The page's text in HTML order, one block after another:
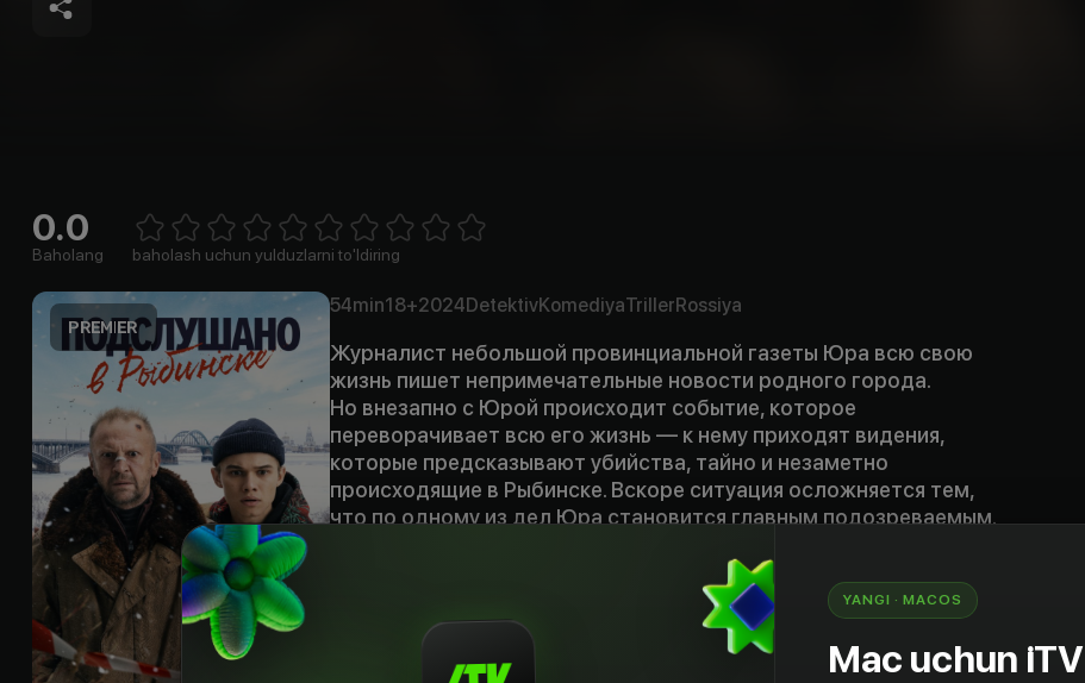
0.0
Baholang 1 Star2 Stars3 Stars4 Stars5 Stars6 Stars7 Stars8 Stars
baholash uchun yulduzlarni to'ldiring
54min18+2024DetektivKomediyaTrillerRossiya
Журналист небольшой провинциальной газеты Юра всю свою
жизнь пишет непримечательные новости родного города.
Но внезапно с Юрой происходит событие, которое
переворачивает всю его жизнь — к нему приходят видения,
которые предсказывают убийства, тайно и незаметно
происходящие в Рыбинске. Вскоре ситуация осложняется тем,
что по одному из дел Юра становится главным подозреваемым.
HD
YANGI · MACOS
Mac uchun iTV